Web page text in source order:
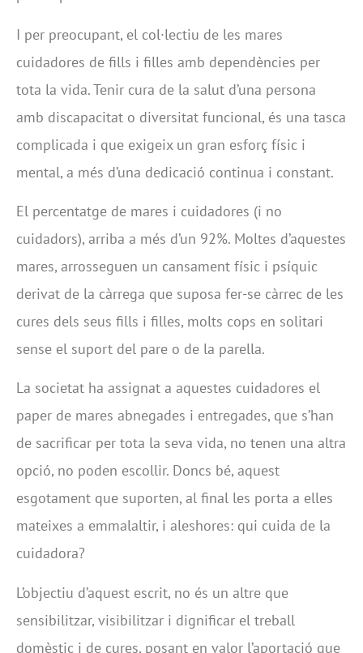
I per preocupant, el col·lectiu de les mares
cuidadores de fills i filles amb dependències per
tota la vida. Tenir cura de la salut d’una persona
amb discapacitat o diversitat funcional, és una tasca
complicada i que exigeix un gran esforç físic i
mental, a més d’una dedicació continua i constant.
El percentatge de mares i cuidadores (i no
cuidadors), arriba a més d’un 92%. Moltes d’aquestes
mares, arrosseguen un cansament físic i psíquic
derivat de la càrrega que suposa fer-se càrrec de les
cures dels seus fills i filles, molts cops en solitari
sense el suport del pare o de la parella.
La societat ha assignat a aquestes cuidadores el
paper de mares abnegades i entregades, que s’han
de sacrificar per tota la seva vida, no tenen una altra
opció, no poden escollir. Doncs bé, aquest
esgotament que suporten, al final les porta a elles
mateixes a emmalaltir, i aleshores: qui cuida de la
cuidadora?
L’objectiu d’aquest escrit, no és un altre que
sensibilitzar, visibilitzar i dignificar el treball
domèstic i de cures, posant en valor l’aportació que